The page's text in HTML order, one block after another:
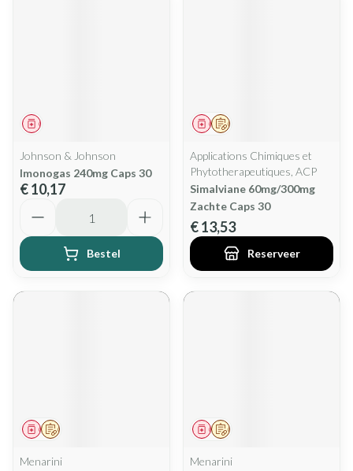
Geneesmiddel
Johnson & Johnson
Imonogas 240mg Caps 30
€ 10,17
Bestel
Op voorschrift
Geneesmiddel
Applications Chimiques et
Phytotherapeutiques, ACP
Simalviane 60mg/300mg
Zachte Caps 30
€ 13,53
Reserveer
Op voorschrift
Geneesmiddel
Menarini
Op voorschrift
Geneesmiddel
Menarini